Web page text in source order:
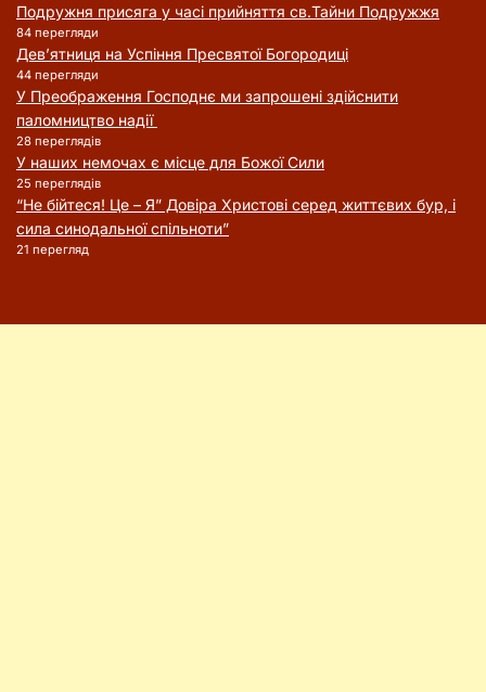
Подружня присягa у часі прийняття cв.Тайни Подружжя
84 перегляди
Дев’ятниця на Успіння Пресвятої Богородиці
44 перегляди
У Преображення Господнє ми запрошені здійснити
паломництво надії
28 переглядів
У наших немочах є місце для Божої Сили
25 переглядів
“Не бійтеся! Це – Я” Довіра Христові серед життєвих бур, і
сила синодальної спільноти”
21 перегляд